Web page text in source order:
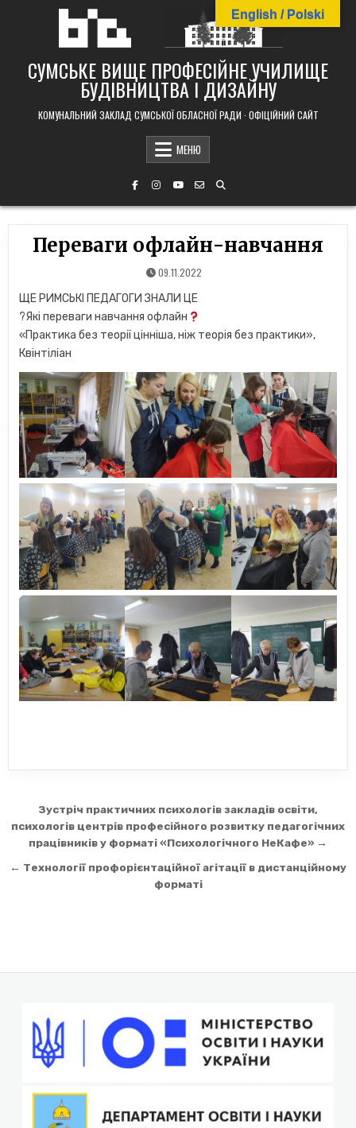
СУМСЬКЕ ВИЩЕ ПРОФЕСІЙНЕ УЧИЛИЩЕ
БУДІВНИЦТВА І ДИЗАЙНУ
КОМУНАЛЬНИЙ ЗАКЛАД СУМСЬКОЇ ОБЛАСНОЇ РАДИ · ОФІЦІЙНИЙ САЙТ
МЕНЮ
Переваги офлайн-навчання
09.11.2022
ЩЕ РИМСЬКІ ПЕДАГОГИ ЗНАЛИ ЦЕ
?Які переваги навчання офлайн
«Практика без теорії цінніша, ніж теорія без практики»,
Квінтіліан
Навігація
записів
Зустріч практичних психологів закладів освіти,
психологів центрів професійного розвитку педагогічних
працівників у форматі «Психологічного НеКафе» →
← Технології профорієнтаційної агітації в дистанційному
форматі
English / Polski